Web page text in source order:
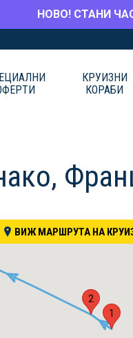
НОВО! СТАНИ
КРУИЗНИ
КОРАБИ
1
2
ВИЖ МАРШРУТА НА